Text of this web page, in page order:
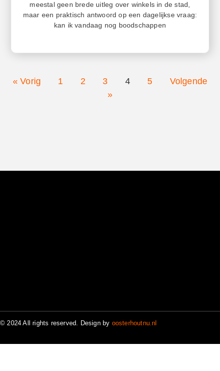
meestal geen brede uitleg over winkels in de stad,
maar een praktisch antwoord op een dagelijkse vraag:
kan ik vandaag nog boodschappen
« Vorig 1 2 3 4 5
Volgende
»
© 2024 All rights reserved. Design by oosterhoutnu.nl